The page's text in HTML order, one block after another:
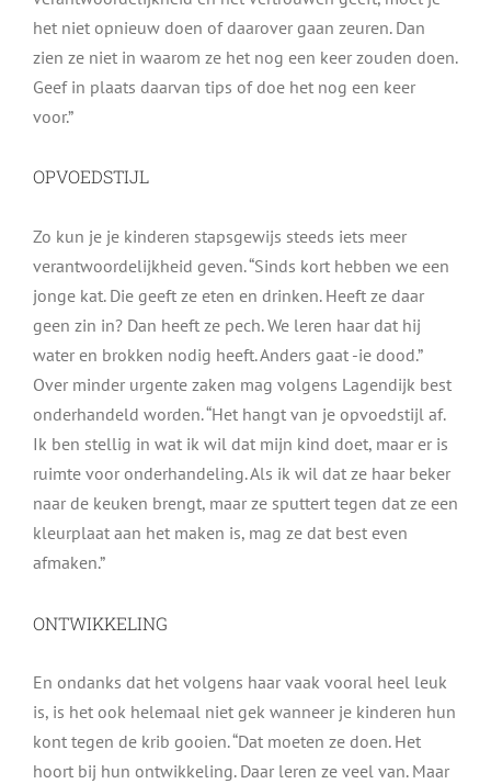
het niet opnieuw doen of daarover gaan zeuren. Dan
zien ze niet in waarom ze het nog een keer zouden doen.
Geef in plaats daarvan tips of doe het nog een keer
voor.”
OPVOEDSTIJL
Zo kun je je kinderen stapsgewijs steeds iets meer
verantwoordelijkheid geven. “Sinds kort hebben we een
jonge kat. Die geeft ze eten en drinken. Heeft ze daar
geen zin in? Dan heeft ze pech. We leren haar dat hij
water en brokken nodig heeft. Anders gaat -ie dood.”
Over minder urgente zaken mag volgens Lagendijk best
onderhandeld worden. “Het hangt van je opvoedstijl af.
Ik ben stellig in wat ik wil dat mijn kind doet, maar er is
ruimte voor onderhandeling. Als ik wil dat ze haar beker
naar de keuken brengt, maar ze sputtert tegen dat ze een
kleurplaat aan het maken is, mag ze dat best even
afmaken.”
ONTWIKKELING
En ondanks dat het volgens haar vaak vooral heel leuk
is, is het ook helemaal niet gek wanneer je kinderen hun
kont tegen de krib gooien. “Dat moeten ze doen. Het
hoort bij hun ontwikkeling. Daar leren ze veel van. Maar